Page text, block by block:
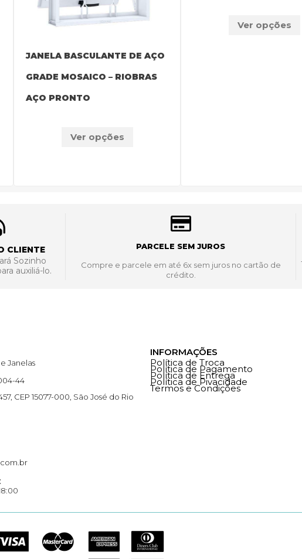
JANELA BASCULANTE DE AÇO
GRADE MOSAICO – RIOBRAS
AÇO PRONTO
Ver opções
Ver opções
CLIENTE
Sozinho
auxiliá-lo.
PARCELE SEM JUROS
Compre e parcele em até 6x sem juros no cartão de
crédito.
Janelas
44
CEP 15077-000, São José do Rio
INFORMAÇÕES
Política de Troca
Política de Pagamento
Política de Entrega
Política de Pivacidade
Termos e Condições